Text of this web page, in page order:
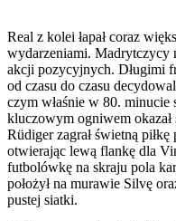
Real z kolei łapał coraz
wydarzeniami. Madrytczycy
akcji pozycyjnych. Długimi
od czasu do czasu
czym właśnie w 80.
kluczowym ogniwem
Rüdiger zagrał świetną
otwierając lewą flankę dla
futbolówkę na skraju pola
położył na murawie Silvę
pustej siatki.